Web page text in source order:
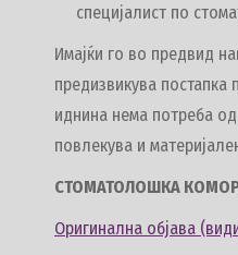
специјалист по
Имајќи го во предвид
предизвикува
иднина нема потреба
повлекува и
СТОМАТОЛОШКА
Оригинална објава